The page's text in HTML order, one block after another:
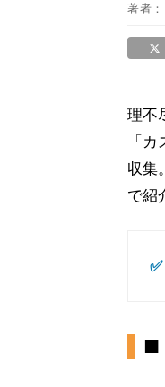
著者：
理不
「
収集
で紹
■